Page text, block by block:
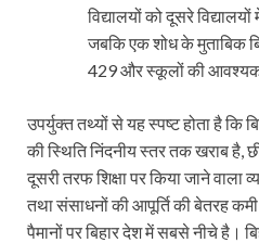
विद्यालयों को दूसरे
जबकि एक शोध के मुताबिक
429 और स्कूलों की
उपर्युक्त तथ्यों से यह स्पष्ट होता है कि
की स्थिति निंदनीय स्तर तक खराब है,
दूसरी तरफ शिक्षा पर किया जाने
तथा संसाधनों की आपूर्ति की बेतरह
पैमानों पर बिहार देश में सबसे नीचे है।